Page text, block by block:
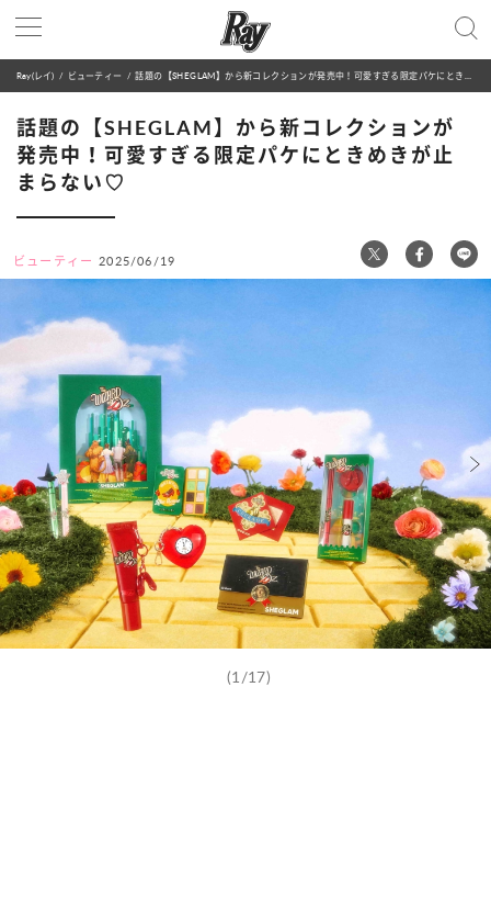
Ray(レイ) ビューティー 話題の【SHEGLAM】から新コレクションが発売中！可愛すぎる限定パケにときめきが止まらない♡
話題の【SHEGLAM】から新コレクションが
発売中！可愛すぎる限定パケにときめきが止
まらない♡
ビューティー 2025/06/19
(1/17)